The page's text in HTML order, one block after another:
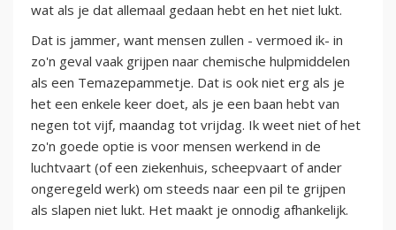
wat als je dat allemaal gedaan hebt en het niet lukt.
Dat is jammer, want mensen zullen - vermoed ik- in
zo'n geval vaak grijpen naar chemische hulpmiddelen
als een Temazepammetje. Dat is ook niet erg als je
het een enkele keer doet, als je een baan hebt van
negen tot vijf, maandag tot vrijdag. Ik weet niet of het
zo'n goede optie is voor mensen werkend in de
luchtvaart (of een ziekenhuis, scheepvaart of ander
ongeregeld werk) om steeds naar een pil te grijpen
als slapen niet lukt. Het maakt je onnodig afhankelijk.